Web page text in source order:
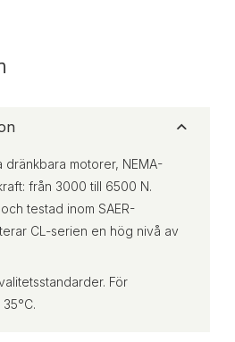
motorer, NEMA-
från 3000 till 6500 N.
testad inom SAER-
CL-serien en hög nivå av
För